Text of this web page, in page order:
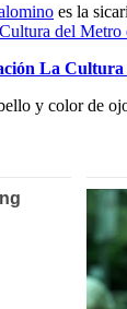
es la
del Metro
La
y color de